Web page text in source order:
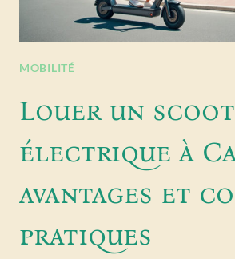
MOBILITÉ
Louer un
électrique à
avantages et
pratiques